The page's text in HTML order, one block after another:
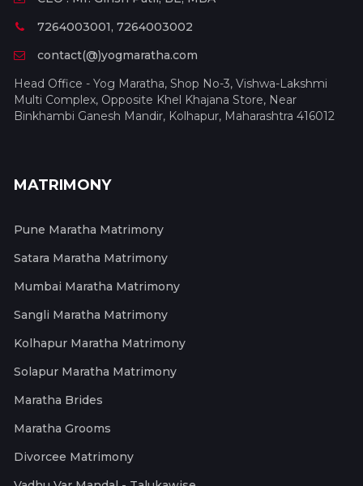
7264003001, 7264003002
contact(@)yogmaratha.com
Head Office - Yog Maratha, Shop No-3, Vishwa-Lakshmi
Multi Complex, Opposite Khel Khajana Store, Near
Binkhambi Ganesh Mandir, Kolhapur, Maharashtra 416012
MATRIMONY
Pune Maratha Matrimony
Satara Maratha Matrimony
Mumbai Maratha Matrimony
Sangli Maratha Matrimony
Kolhapur Maratha Matrimony
Solapur Maratha Matrimony
Maratha Brides
Maratha Grooms
Divorcee Matrimony